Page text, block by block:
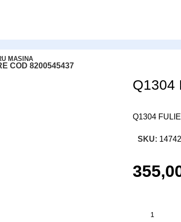
MASINA
COD 8200545437
Q1304
Q1304
SKU: 14742